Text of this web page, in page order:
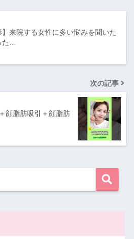
】来院する女性に多い悩みを聞いた
た…
次の記事
顔脂肪吸引＋顔脂肪